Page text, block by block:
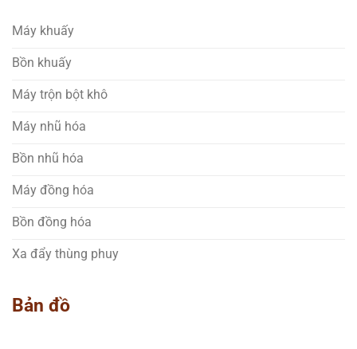
Máy khuấy
Bồn khuấy
Máy trộn bột khô
Máy nhũ hóa
Bồn nhũ hóa
Máy đồng hóa
Bồn đồng hóa
Xa đẩy thùng phuy
Bản đồ